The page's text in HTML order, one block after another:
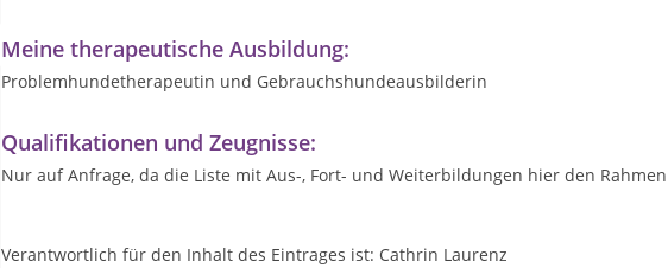
Meine therapeutische Ausbildung:
Problemhundetherapeutin und Gebrauchshundeausbilderin
Qualifikationen und Zeugnisse:
Nur auf Anfrage, da die Liste mit Aus-, Fort- und Weiterbildungen hier den
Verantwortlich für den Inhalt des Eintrages ist: Cathrin Laurenz